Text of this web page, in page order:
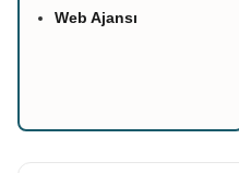
Web Ajansı